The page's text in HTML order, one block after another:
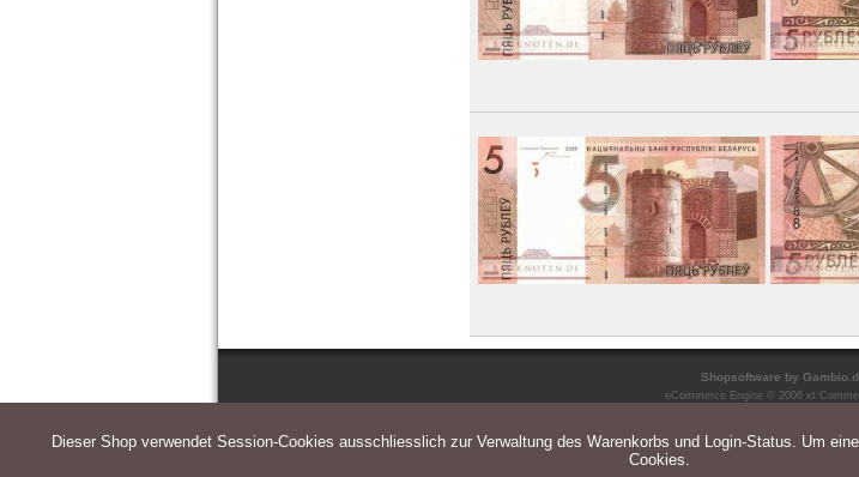
Shopsoftware by
eCommerce Engine © 2006
Dieser Shop verwendet Session-Cookies ausschliesslich zur Verwaltung des Warenkorbs und Login-Status. Um
Cookies.